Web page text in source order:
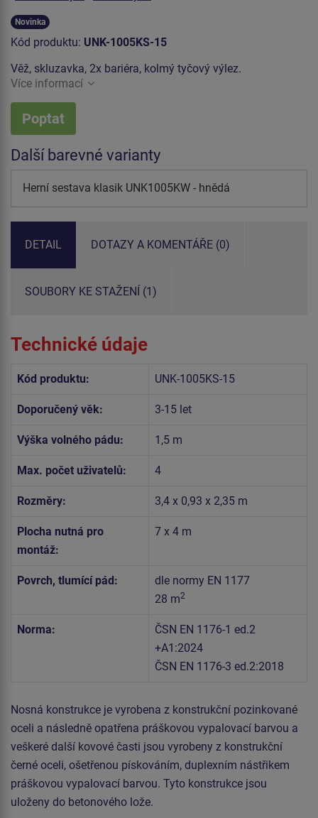
Novinka
Kód produktu: UNK-1005KS-15
Věž, skluzavka, 2x bariéra, kolmý tyčový výlez.
Více informací
Poptat
Další barevné varianty
Herní sestava klasik UNK1005KW - hnědá
DETAIL DOTAZY A KOMENTÁŘE (0)
SOUBORY KE STAŽENÍ (1)
Technické údaje
Kód produktu: UNK-1005KS-15
Doporučený věk: 3-15 let
Výška volného pádu: 1,5 m
Max. počet uživatelů: 4
Rozměry: 3,4 x 0,93 x 2,35 m
Plocha nutná pro
montáž:
7 x 4 m
Povrch, tlumící pád:
dle normy EN 1177
28 m2
Norma:
ČSN EN 1176-1 ed.2
+A1:2024
ČSN EN 1176-3 ed.2:2018
Nosná konstrukce je vyrobena z konstrukční pozinkované
oceli a následně opatřena práškovou vypalovací barvou a
veškeré další kovové časti jsou vyrobeny z konstrukční
černé oceli, ošetřenou pískováním, duplexním nástřikem
práškovou vypalovací barvou. Tyto konstrukce jsou
uloženy do betonového lože.